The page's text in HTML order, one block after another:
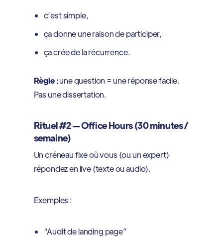
c’est simple,
ça donne une raison de participer,
ça crée de la récurrence.
Règle :une question = une réponse facile.
Pas une dissertation.
Rituel #2 — Office Hours (30 minutes /
semaine)
Un créneau fixe où vous (ou un expert)
répondez en live (texte ou audio).
Exemples :
“Audit de landing page”